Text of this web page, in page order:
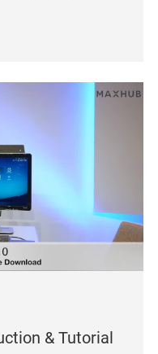
& Tutorial